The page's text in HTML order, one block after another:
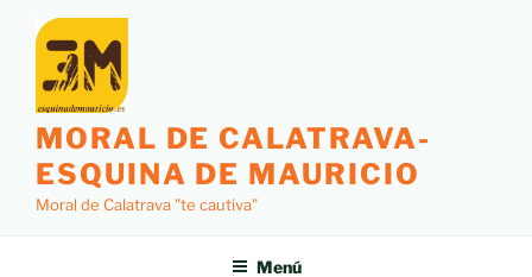
contenido
MORAL DE CALATRAVA-
ESQUINA DE MAURICIO
Moral de Calatrava "te cautiva"
Menú